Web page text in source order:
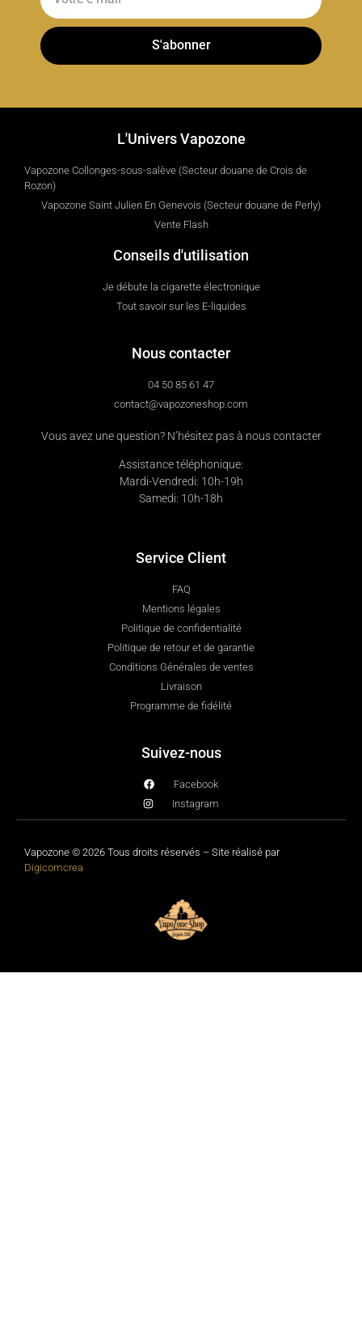
S'abonner
L'Univers Vapozone
Vapozone Collonges-sous-salève (Secteur douane de Crois de
Rozon)
Vapozone Saint Julien En Genevois (Secteur douane de Perly)
Vente Flash
Conseils d'utilisation
Je débute la cigarette électronique
Tout savoir sur les E-liquides
Nous contacter
04 50 85 61 47
contact@vapozoneshop.com
Vous avez une question? N’hésitez pas à nous contacter
Assistance téléphonique:
Mardi-Vendredi: 10h-19h
Samedi: 10h-18h
Service Client
FAQ
Mentions légales
Politique de confidentialité
Politique de retour et de garantie
Conditions Générales de ventes
Livraison
Programme de fidélité
Suivez-nous
Facebook
Instagram
Vapozone © 2026 Tous droits réservés – Site réalisé par
Digicomcrea